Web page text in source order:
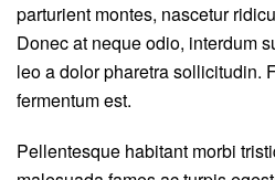
parturient montes, nascetur
Donec at neque odio, interdum
leo a dolor pharetra sollicitudin.
fermentum est.
Pellentesque habitant morbi